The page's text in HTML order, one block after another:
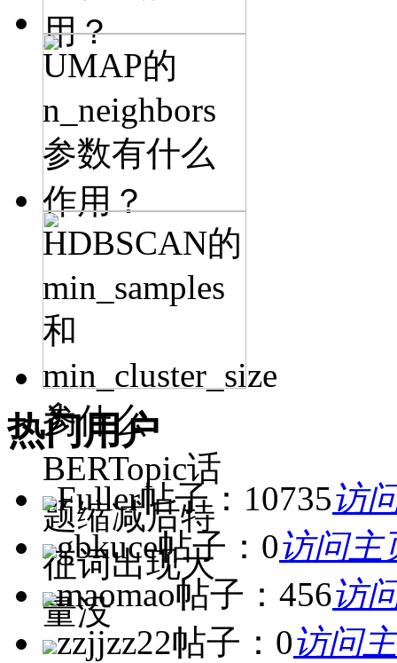
用？
UMAP的
n_neighbors
参数有什么
作用？
HDBSCAN的
min_samples
和
min_cluster_size
参
为什么
BERTopic话
题缩减后特
征词出现大
量没
热门用户
Fuller帖子：10735访
gbkuce帖子：0访问主
maomao帖子：456访
zzjjzz22帖子：0访问